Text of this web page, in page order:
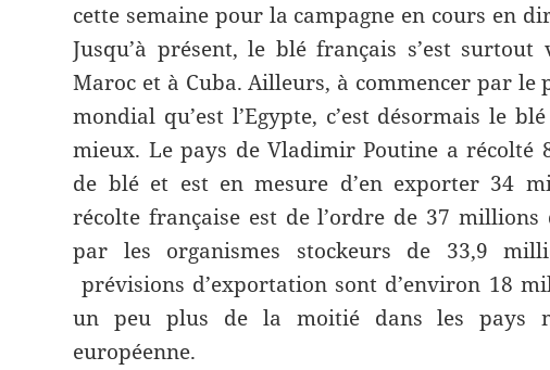
cette semaine pour la campagne en cours en
Jusqu’à présent, le blé français s’est
Maroc et à Cuba. Ailleurs, à commencer par
mondial qu’est l’Egypte, c’est désormais le
mieux. Le pays de Vladimir Poutine a récolté
de blé et est en mesure d’en exporter 34
récolte française est de l’ordre de 37 millions
par les organismes stockeurs de 33,9
prévisions d’exportation sont d’environ 18
un peu plus de la moitié dans les pays
européenne.